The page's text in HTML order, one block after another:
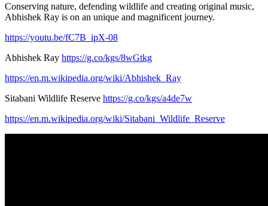
Conserving nature, defending wildlife and creating original music,
Abhishek Ray is on an unique and magnificent journey.
https://youtu.be/fC7B_ipX-08
Abhishek Ray https://g.co/kgs/8wGtkg
https://en.m.wikipedia.org/wiki/Abhishek_Ray
Sitabani Wildlife Reserve https://g.co/kgs/a4de7w
https://en.m.wikipedia.org/wiki/Sitabani_Wildlife_Reserve